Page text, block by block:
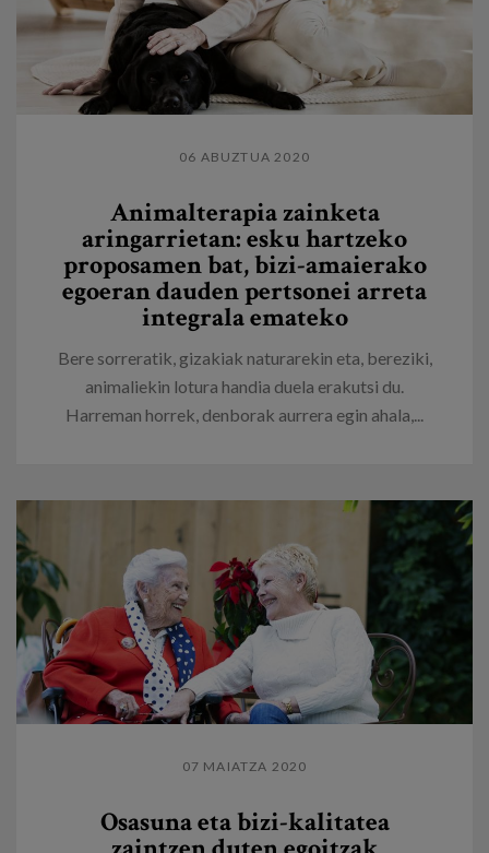
06 ABUZTUA 2020
Animalterapia zainketa
aringarrietan: esku hartzeko
proposamen bat, bizi-amaierako
egoeran dauden pertsonei arreta
integrala emateko
Bere sorreratik, gizakiak naturarekin eta, bereziki,
animaliekin lotura handia duela erakutsi du.
Harreman horrek, denborak aurrera egin ahala,...
07 MAIATZA 2020
Osasuna eta bizi-kalitatea